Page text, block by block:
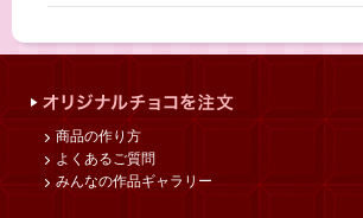
商品の作り方
よくあるご質問
みんなの作品ギャラリー